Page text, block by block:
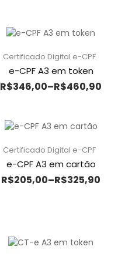
Certificado Digital e-CPF
e-CPF A3 em token
R$346,00–R$460,90
Certificado Digital e-CPF
e-CPF A3 em cartão
R$205,00–R$325,90